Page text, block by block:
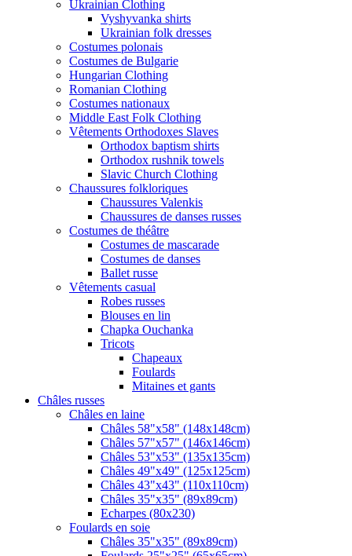
Ukrainian Clothing
Vyshyvanka shirts
Ukrainian folk dresses
Costumes polonais
Costumes de Bulgarie
Hungarian Clothing
Romanian Clothing
Costumes nationaux
Middle East Folk Clothing
Vêtements Orthodoxes Slaves
Orthodox baptism shirts
Orthodox rushnik towels
Slavic Church Clothing
Chaussures folkloriques
Chaussures Valenkis
Chaussures de danses russes
Costumes de théâtre
Costumes de mascarade
Costumes de danses
Ballet russe
Vêtements casual
Robes russes
Blouses en lin
Chapka Ouchanka
Tricots
Chapeaux
Foulards
Mitaines et gants
Châles russes
Châles en laine
Châles 58"x58" (148x148cm)
Châles 57"x57" (146x146cm)
Châles 53"x53" (135x135cm)
Châles 49"x49" (125x125cm)
Châles 43"x43" (110x110cm)
Châles 35"x35" (89x89cm)
Echarpes (80х230)
Foulards en soie
Châles 35"x35" (89x89cm)